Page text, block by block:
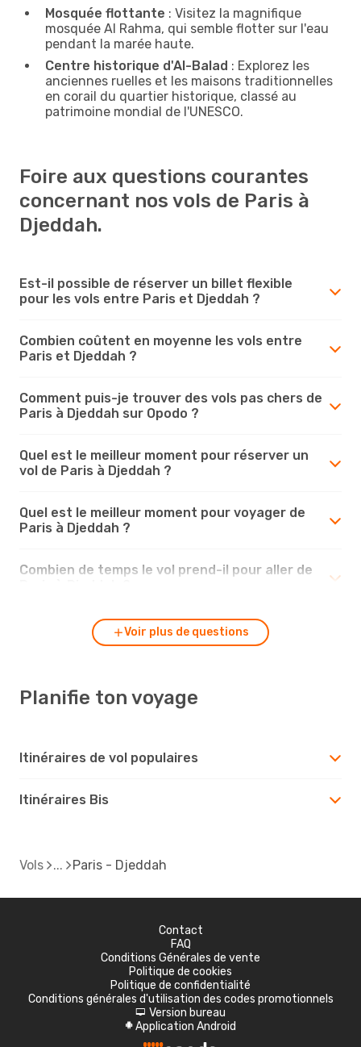
Mosquée flottante : Visitez la magnifique
mosquée Al Rahma, qui semble flotter sur l'eau
pendant la marée haute.
Centre historique d'Al-Balad : Explorez les
anciennes ruelles et les maisons traditionnelles
en corail du quartier historique, classé au
patrimoine mondial de l'UNESCO.
Foire aux questions courantes
concernant nos vols de Paris à
Djeddah.
Est-il possible de réserver un billet flexible
pour les vols entre Paris et Djeddah ?
Combien coûtent en moyenne les vols entre
Paris et Djeddah ?
Comment puis-je trouver des vols pas chers de
Paris à Djeddah sur Opodo ?
Quel est le meilleur moment pour réserver un
vol de Paris à Djeddah ?
Quel est le meilleur moment pour voyager de
Paris à Djeddah ?
Combien de temps le vol prend-il pour aller de
Voir plus de questions
Planifie ton voyage
Itinéraires de vol populaires
Itinéraires Bis
Vols Paris - Djeddah
Contact
FAQ
Conditions Générales de vente
Politique de cookies
Politique de confidentialité
Conditions générales d'utilisation des codes promotionnels
d Version bureau
A Application Android